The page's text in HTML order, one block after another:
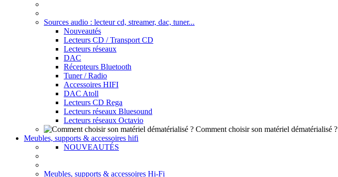
Sources audio : lecteur cd, streamer, dac, tuner...
Nouveautés
Lecteurs CD / Transport CD
Lecteurs réseaux
DAC
Récepteurs Bluetooth
Tuner / Radio
Accessoires HIFI
DAC Atoll
Lecteurs CD Rega
Lecteurs réseaux Bluesound
Lecteurs réseaux Octavio
Comment choisir son matériel dématérialisé ?
Meubles, supports & accessoires hifi
NOUVEAUTÉS
Meubles, supports & accessoires Hi-Fi